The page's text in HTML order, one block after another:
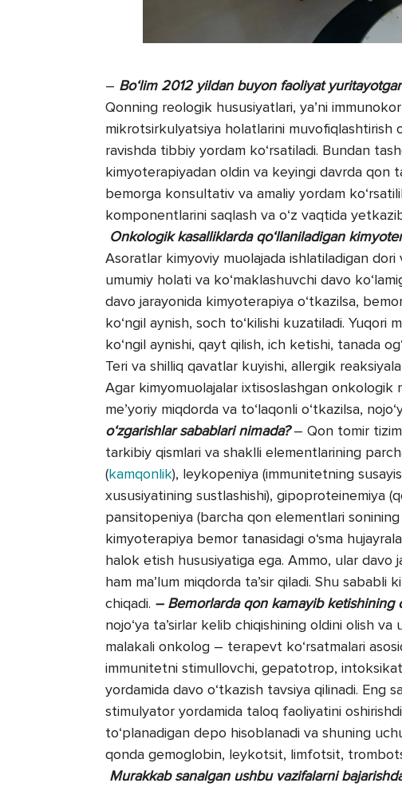
– Bo‘lim 2012 yildan buyon faoliyat
Qonning reologik hususiyatlari, ya’ni
mikrotsirkulyatsiya holatlarini
ravishda tibbiy yordam ko‘rsatiladi. Bundan
kimyoterapiyadan oldin va keyingi davrda qon
bemorga konsultativ va amaliy yordam
komponentlarini saqlash va o‘z vaqtida
Onkologik kasalliklarda qo‘llaniladigan
Asoratlar kimyoviy muolajada ishlatiladigan
umumiy holati va ko‘maklashuvchi davo
davo jarayonida kimyoterapiya o‘tkazilsa,
ko‘ngil aynish, soch to‘kilishi kuzatiladi. Yuqori
ko‘ngil aynishi, qayt qilish, ich ketishi, tanada
Teri va shilliq qavatlar kuyishi, allergik
Agar kimyomuolajalar ixtisoslashgan onkologik
me’yoriy miqdorda va to‘laqonli o‘tkazilsa,
o‘zgarishlar sabablari nimada?– Qon tomir
tarkibiy qismlari va shaklli elementlarining
(kamqonlik), leykopeniya (immunitetning
xususiyatining sustlashishi), gipoproteinemiya
pansitopeniya (barcha qon elementlari
kimyoterapiya bemor tanasidagi o‘sma
halok etish hususiyatiga ega. Ammo, ular davo
ham ma’lum miqdorda ta’sir qiladi. Shu
chiqadi. – Bemorlarda qon kamayib ketishining
nojo‘ya ta’sirlar kelib chiqishining oldini olish
malakali onkolog – terapevt ko‘rsatmalari
immunitetni stimullovchi, gepatotrop,
yordamida davo o‘tkazish tavsiya qilinadi. Eng
stimulyator yordamida taloq faoliyatini
to‘planadigan depo hisoblanadi va shuning
qonda gemoglobin, leykotsit, limfotsit,
Murakkab sanalgan ushbu vazifalarni